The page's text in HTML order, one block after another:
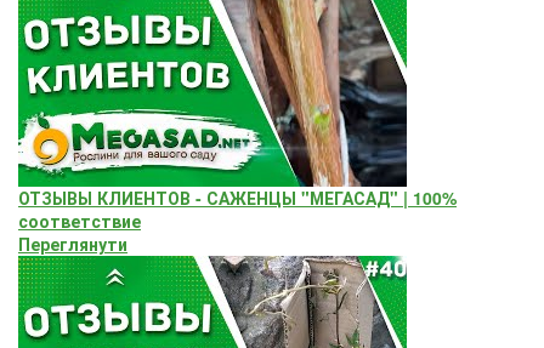
ОТЗЫВЫ КЛИЕНТОВ - САЖЕНЦЫ "МЕГАСАД" | 100%
соответствие
Переглянути